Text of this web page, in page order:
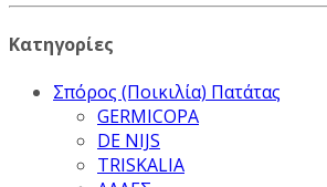
Κατηγορίες
Σπόρος (Ποικιλία) Πατάτας
GERMICOPA
DE NIJS
TRISKALIA